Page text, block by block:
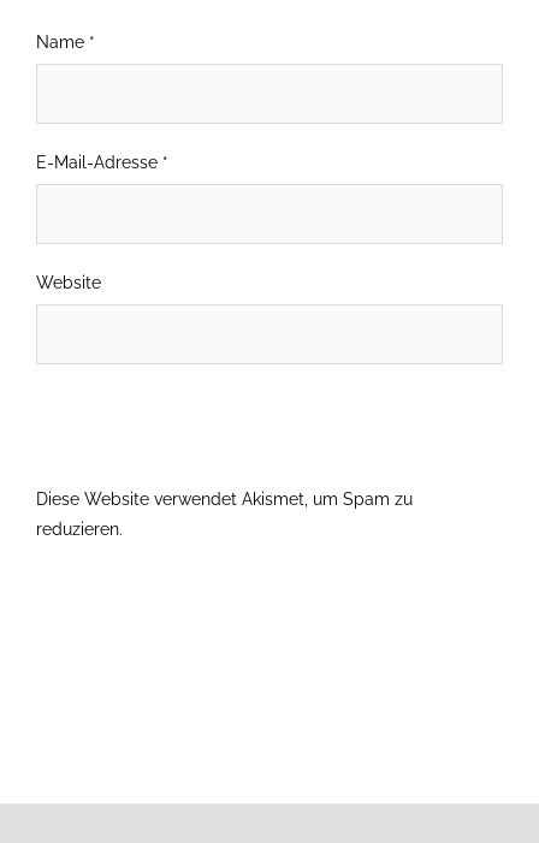
Name *
E-Mail-Adresse *
Website
Diese Website verwendet Akismet, um Spam zu
reduzieren.